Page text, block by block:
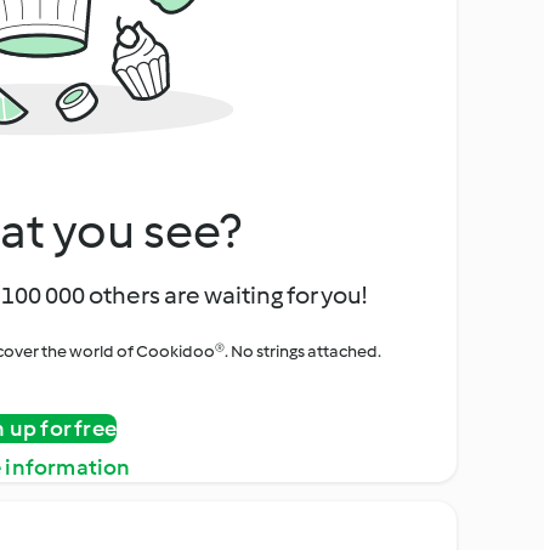
you see?
000 others are waiting for you!
the world of Cookidoo®. No strings attached.
up for free
information